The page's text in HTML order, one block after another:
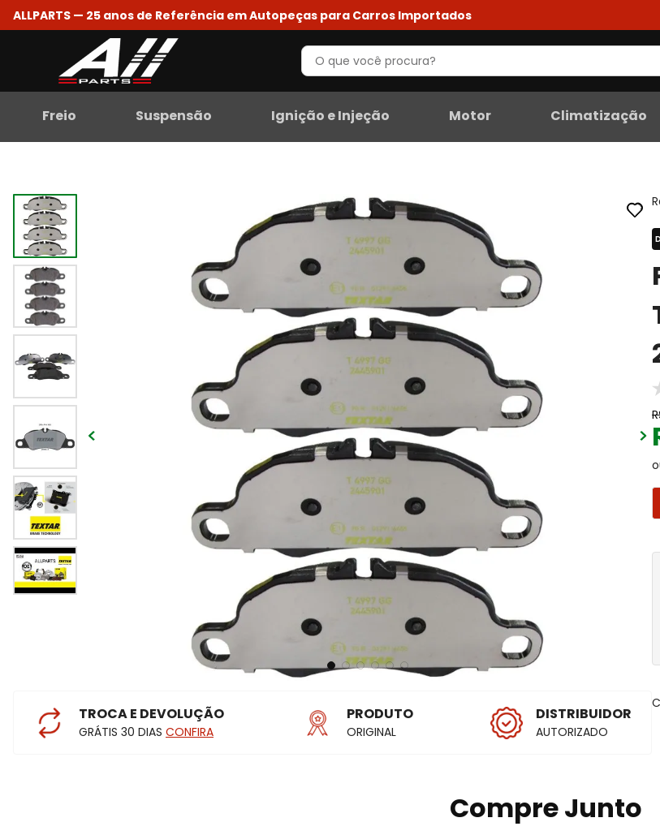
ALLPARTS — 25 anos de Referência em Autopeças para Carros Importados
Freio Suspensão Ignição e Injeção Motor Climatização
TROCA E DEVOLUÇÃO
GRÁTIS 30 DIAS CONFIRA
PRODUTO
ORIGINAL
DISTRIBUIDOR
AUTORIZADO
Compre Junto